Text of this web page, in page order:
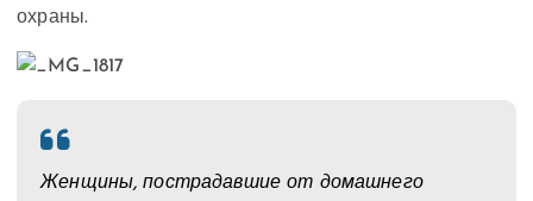
охраны.
Женщины, пострадавшие от домашнего